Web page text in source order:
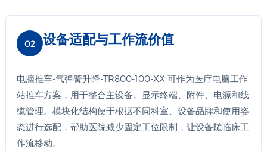
02 设备适配与工作流价值
电脑推车-气弹簧升降-TR800-100-XX 可作为医疗电脑工作
站推车方案，用于整合主设备、显示终端、附件、电源和线
缆管理。模块化结构便于根据不同科室、设备品牌和使用姿
态进行选配，帮助医院减少固定工位限制，让设备随临床工
作流移动。